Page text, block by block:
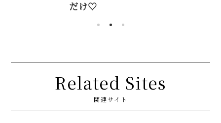
Related Sites
関連サイト